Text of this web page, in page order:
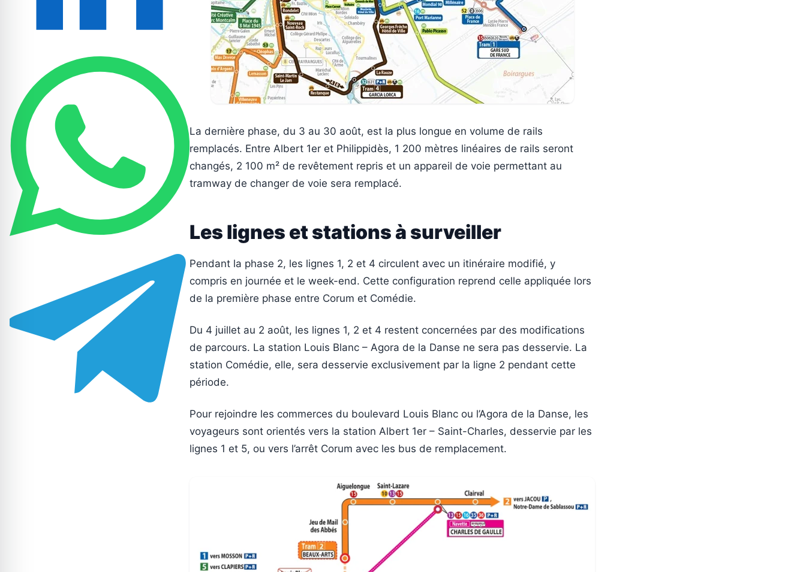
La dernière phase, du 3 au 30 août, est la plus longue en volume de rails
remplacés. Entre Albert 1er et Philippidès, 1 200 mètres linéaires de rails seront
changés, 2 100 m² de revêtement repris et un appareil de voie permettant au
tramway de changer de voie sera remplacé.
Les lignes et stations à surveiller
Pendant la phase 2, les lignes 1, 2 et 4 circulent avec un itinéraire modifié, y
compris en journée et le week-end. Cette configuration reprend celle appliquée lors
de la première phase entre Corum et Comédie.
Du 4 juillet au 2 août, les lignes 1, 2 et 4 restent concernées par des modifications
de parcours. La station Louis Blanc – Agora de la Danse ne sera pas desservie. La
station Comédie, elle, sera desservie exclusivement par la ligne 2 pendant cette
période.
Pour rejoindre les commerces du boulevard Louis Blanc ou l’Agora de la Danse, les
voyageurs sont orientés vers la station Albert 1er – Saint-Charles, desservie par les
lignes 1 et 5, ou vers l’arrêt Corum avec les bus de remplacement.